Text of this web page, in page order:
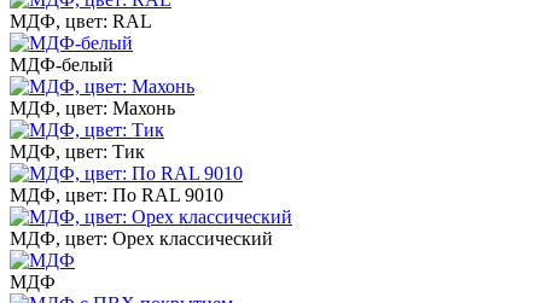
МДФ, цвет: RAL
МДФ-белый
МДФ, цвет: Махонь
МДФ, цвет: Тик
МДФ, цвет: По RAL 9010
МДФ, цвет: Орех классический
МДФ